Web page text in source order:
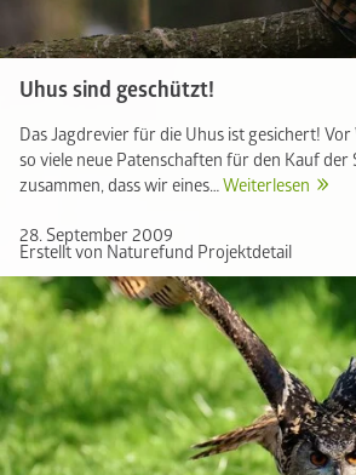
Uhus sind geschützt!
Das Jagdrevier für die Uhus ist gesichert!
so viele neue Patenschaften für den Kauf der
zusammen, dass wir eines…Weiterlesen
28. September 2009
Erstellt von Naturefund Projektdetail